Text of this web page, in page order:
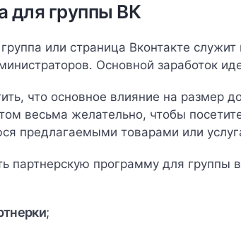
для группы ВК
или страница Вконтакте
Основной заработок
что основное влияние на размер
весьма желательно, чтобы
предлагаемыми товарами или
партнерскую программу для
;